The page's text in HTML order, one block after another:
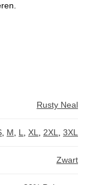
Rusty Neal
M L XL 2XL 3XL
Zwart